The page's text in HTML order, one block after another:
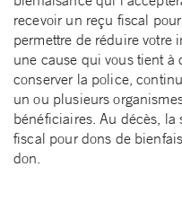
recevoir un reçu fiscal
permettre de réduire votre
une cause qui vous tient
conserver la police,
un ou plusieurs
bénéficiaires. Au décès,
fiscal pour dons de
don.